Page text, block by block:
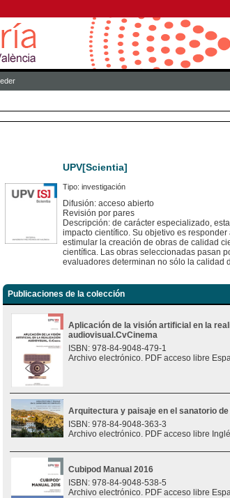
UPV[Scientia]
Tipo: investigación
Difusión: acceso abierto
Revisión por pares
Descripción: de carácter especializado,
impacto científico. Su objetivo es
estimular la creación de obras de calidad
científica. Las obras seleccionadas pasan
evaluadores determinan no sólo la calidad
Publicaciones de la colección
Aplicación de la visión artificial en la
audiovisual.CvCinema
ISBN: 978-84-9048-479-1
Archivo electrónico. PDF acceso libre
Arquitectura y paisaje en el sanatorio de
ISBN: 978-84-9048-363-3
Archivo electrónico. PDF acceso libre
Cubipod Manual 2016
ISBN: 978-84-9048-538-5
Archivo electrónico. PDF acceso libre